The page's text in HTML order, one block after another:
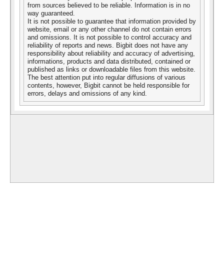
from sources believed to be reliable. Information is in no
way guaranteed.
It is not possible to guarantee that information provided by
website, email or any other channel do not contain errors
and omissions. It is not possible to control accuracy and
reliability of reports and news. Bigbit does not have any
responsibility about reliability and accuracy of advertising,
informations, products and data distributed, contained or
published as links or downloadable files from this website.
The best attention put into regular diffusions of various
contents, however, Bigbit cannot be held responsible for
errors, delays and omissions of any kind.